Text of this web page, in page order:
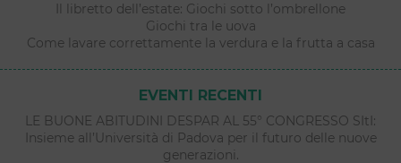
Il libretto dell’estate: Giochi sotto l’ombrellone
Giochi tra le uova
Come lavare correttamente la verdura e la frutta a casa
EVENTI RECENTI
LE BUONE ABITUDINI DESPAR AL 55° CONGRESSO SItI:
Insieme all’Università di Padova per il futuro delle nuove
generazioni.